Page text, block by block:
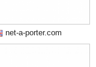
net-a-porter.com